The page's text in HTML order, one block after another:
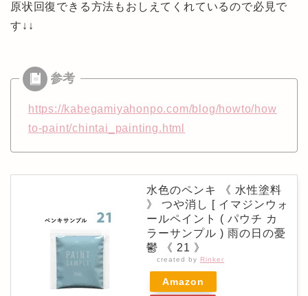
原状回復できる方法もおしえてくれているので必見で
す↓↓
https://kabegamiyahonpo.com/blog/howto/how
to-paint/chintai_painting.html
水色のペンキ 《 水性塗料
》 つや消し [ イマジンウォ
ールペイント ( パウチ カ
ラーサンプル ) 雨の日の憂
鬱 《 21 》
created by Rinker
Amazon